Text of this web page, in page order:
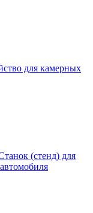
для камерных